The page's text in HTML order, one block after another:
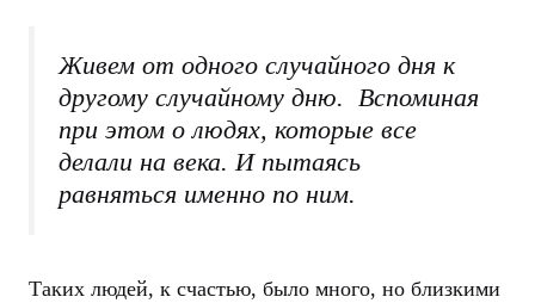
Живем от одного случайного дня к
другому случайному дню. Вспоминая
при этом о людях, которые все
делали на века. И пытаясь
равняться именно по ним.
Таких людей, к счастью, было много, но близкими